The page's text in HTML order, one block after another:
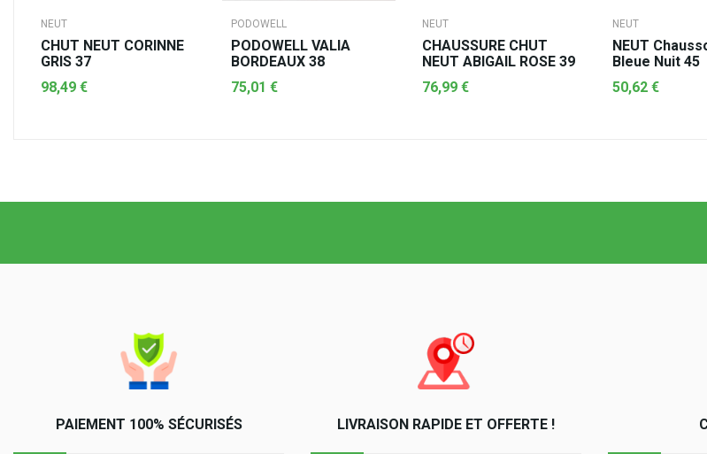
NEUT
CHUT NEUT CORINNE
GRIS 37
98,49 €
PODOWELL
PODOWELL VALIA
BORDEAUX 38
75,01 €
NEUT
CHAUSSURE CHUT
NEUT ABIGAIL ROSE 39
76,99 €
NEUT
NEUT
Bleue Nuit 45
50,62 €
PAIEMENT 100% SÉCURISÉS LIVRAISON RAPIDE ET OFFERTE !